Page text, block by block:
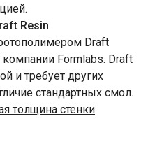
Resin
Draft
Formlabs. Draft
и требует других
стандартных смол.
толщина стенки